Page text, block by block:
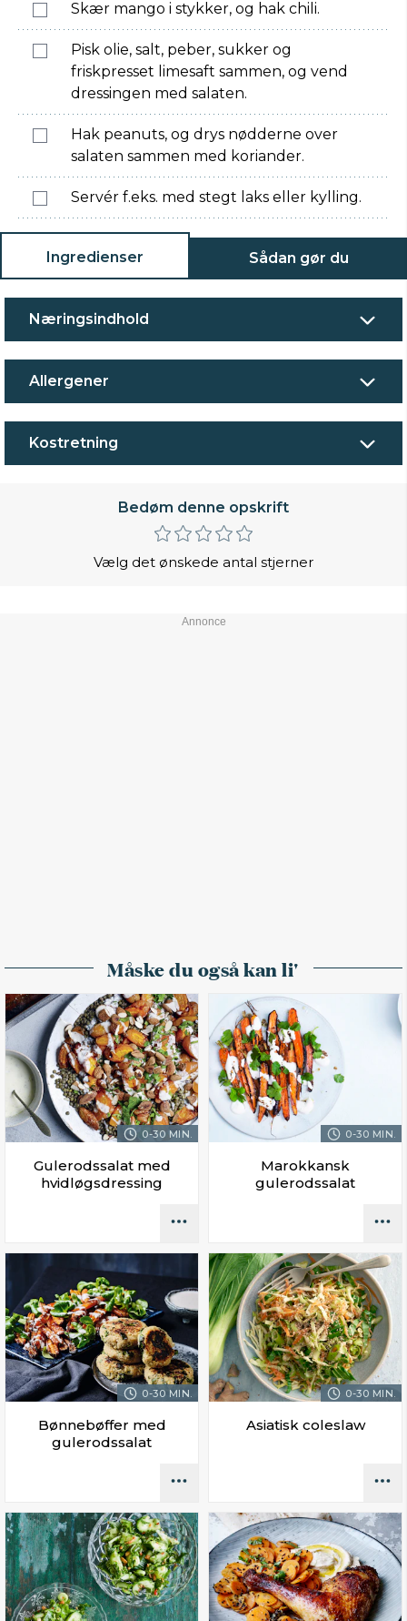
Skær mango i stykker, og hak chili.
Pisk olie, salt, peber, sukker og
friskpresset limesaft sammen, og vend
dressingen med salaten.
Hak peanuts, og drys nødderne over
salaten sammen med koriander.
Servér f.eks. med stegt laks eller kylling.
Ingredienser Sådan gør du
Næringsindhold
Allergener
Kostretning
Bedøm denne opskrift
Vælg det ønskede antal stjerner
Måske du også kan li'
0-30 MIN.
Gulerodssalat med
hvidløgsdressing
0-30 MIN.
Marokkansk
gulerodssalat
0-30 MIN.
Bønnebøffer med
gulerodssalat
0-30 MIN.
Asiatisk coleslaw